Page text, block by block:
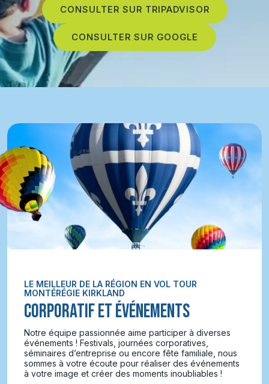
CONSULTER SUR TRIPADVISOR
CONSULTER SUR GOOGLE
LE MEILLEUR DE LA RÉGION EN VOL TOUR
MONTÉRÉGIE KIRKLAND
CORPORATIF ET ÉVÉNEMENTS
Notre équipe passionnée aime participer à diverses
événements ! Festivals, journées corporatives,
séminaires d’entreprise ou encore fête familiale, nous
sommes à votre écoute pour réaliser des événements
à votre image et créer des moments inoubliables !